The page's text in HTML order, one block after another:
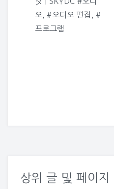
오, #오디오 편집, #
프로그램
상위 글 및 페이지